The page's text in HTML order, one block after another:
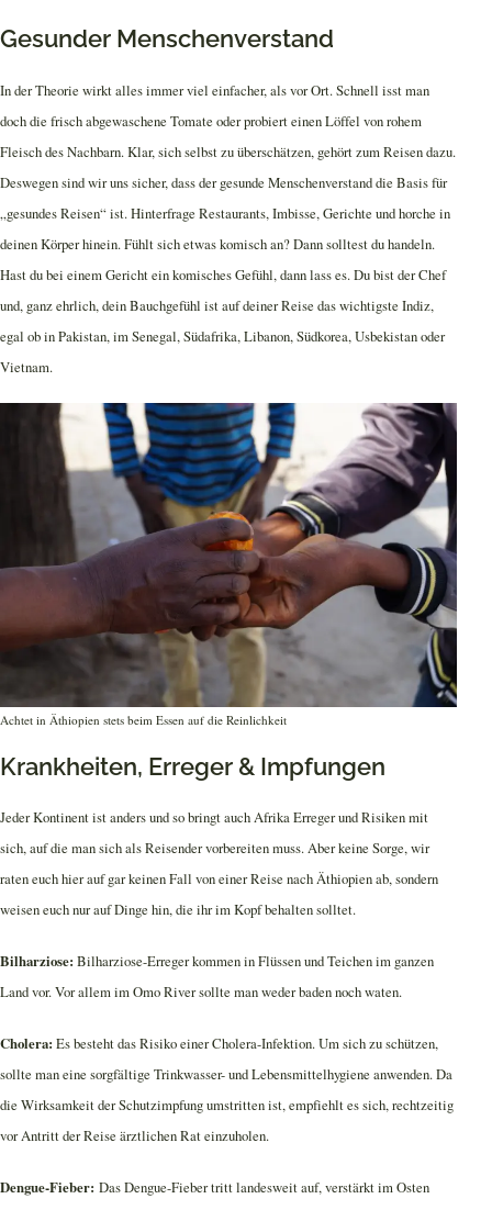
Gesunder Menschenverstand
In der Theorie wirkt alles immer viel einfacher, als vor Ort. Schnell isst man
doch die frisch abgewaschene Tomate oder probiert einen Löffel von rohem
Fleisch des Nachbarn. Klar, sich selbst zu überschätzen, gehört zum Reisen dazu.
Deswegen sind wir uns sicher, dass der gesunde Menschenverstand die Basis für
„gesundes Reisen“ ist. Hinterfrage Restaurants, Imbisse, Gerichte und horche in
deinen Körper hinein. Fühlt sich etwas komisch an? Dann solltest du handeln.
Hast du bei einem Gericht ein komisches Gefühl, dann lass es. Du bist der Chef
und, ganz ehrlich, dein Bauchgefühl ist auf deiner Reise das wichtigste Indiz,
egal ob in Pakistan, im Senegal, Südafrika, Libanon, Südkorea, Usbekistan oder
Vietnam.
Achtet in Äthiopien stets beim Essen auf die Reinlichkeit
Krankheiten, Erreger & Impfungen
Jeder Kontinent ist anders und so bringt auch Afrika Erreger und Risiken mit
sich, auf die man sich als Reisender vorbereiten muss. Aber keine Sorge, wir
raten euch hier auf gar keinen Fall von einer Reise nach Äthiopien ab, sondern
weisen euch nur auf Dinge hin, die ihr im Kopf behalten solltet.
Bilharziose: Bilharziose-Erreger kommen in Flüssen und Teichen im ganzen
Land vor. Vor allem im Omo River sollte man weder baden noch waten.
Cholera: Es besteht das Risiko einer Cholera-Infektion. Um sich zu schützen,
sollte man eine sorgfältige Trinkwasser- und Lebensmittelhygiene anwenden. Da
die Wirksamkeit der Schutzimpfung umstritten ist, empfiehlt es sich, rechtzeitig
vor Antritt der Reise ärztlichen Rat einzuholen.
Dengue-Fieber: Das Dengue-Fieber tritt landesweit auf, verstärkt im Osten